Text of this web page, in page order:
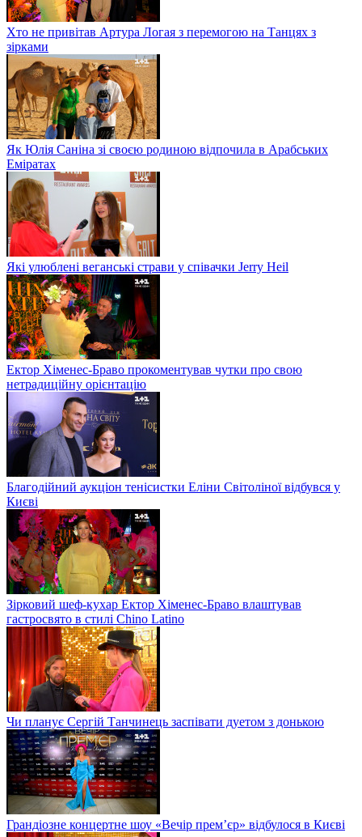
Хто не привітав Артура Логая з перемогою на Танцях з
зірками
Як Юлія Саніна зі своєю родиною відпочила в Арабських
Еміратах
Які улюблені веганські страви у співачки Jerry Heil
Ектор Хіменес-Браво прокоментував чутки про свою
нетрадиційну орієнтацію
Благодійний аукціон тенісистки Еліни Світоліної відбувся у
Києві
Зірковий шеф-кухар Ектор Хіменес-Браво влаштував
гастросвято в стилі Chino Latino
Чи планує Сергій Танчинець заспівати дуетом з донькою
Грандіозне концертне шоу «Вечір прем’єр» відбулося в Києві